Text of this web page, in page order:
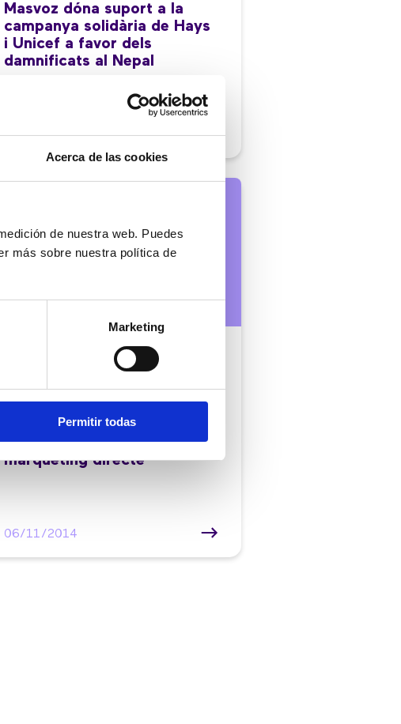
Acerca de las cookies
de nuestra web. Puedes
más sobre nuestra política de
Marketing
Permitir todas
Masvoz dóna suport a la
campanya solidària de Hays
i Unicef a favor dels
damnificats al Nepal
09/06/2015
2 min
La Centraleta virtual de
Masvoz, implantada amb èxit
a França per a una
important companyia de
màrqueting directe
06/11/2014